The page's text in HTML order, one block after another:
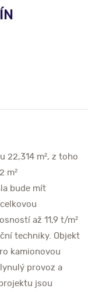
22,314 m², z toho
m²
bude mít
až 11,9 t/m²
techniky. Objekt
kamionovou
provoz a
jsou